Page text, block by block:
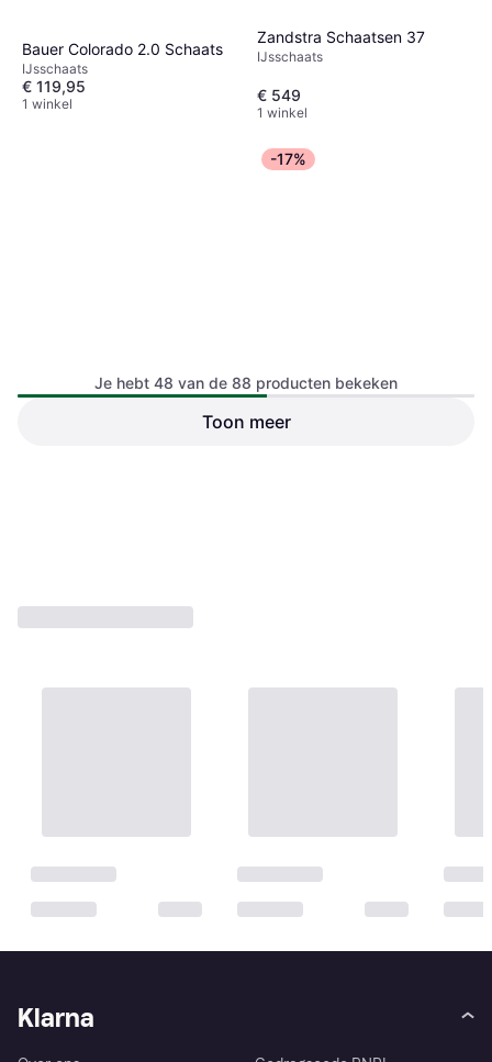
Bauer Colorado 2.0 Schaats
IJsschaats
€ 119,95
1 winkel
Zandstra Schaatsen 37
IJsschaats
€ 549
1 winkel
Cool Slide Coolslide Rendal
-17%
Je hebt 48 van de 88 producten bekeken
Toon meer
Klarna